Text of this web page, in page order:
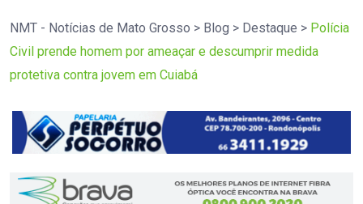
NMT - Notícias de Mato Grosso > Blog > Destaque > Polícia
Civil prende homem por ameaçar e descumprir medida
protetiva contra jovem em Cuiabá